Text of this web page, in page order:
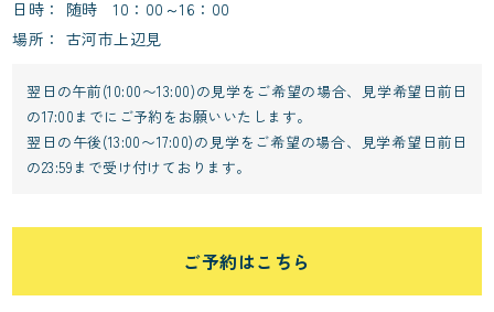
日時
随時 10：00～16：00
場所
古河市上辺見
翌日の午前(10:00〜13:00)の見学をご希望の場合、見学希望日前日
の17:00までにご予約をお願いいたします。
翌日の午後(13:00〜17:00)の見学をご希望の場合、見学希望日前日
の23:59まで受け付けております。
ご予約はこちら